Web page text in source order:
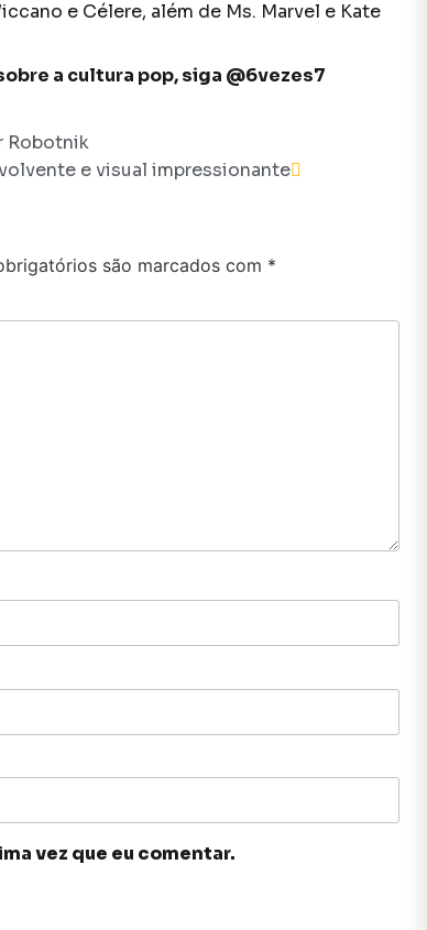
e Célere, além de Ms. Marvel e Kate
a cultura pop, siga @6vezes7
Robotnik
e visual impressionante
são marcados com *
vez que eu comentar.